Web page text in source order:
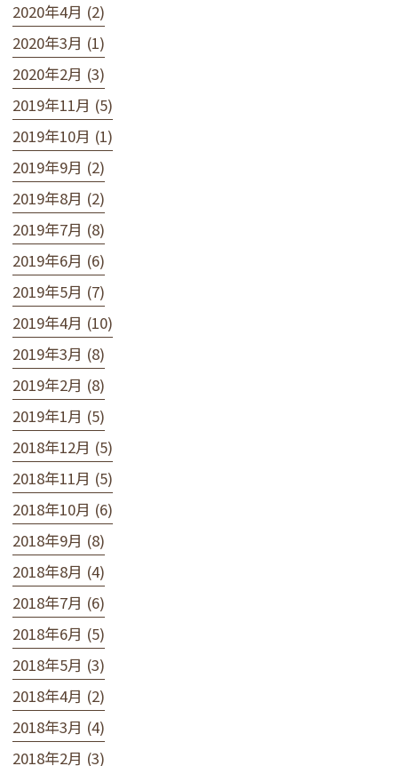
2020年4月 (2)
2020年3月 (1)
2020年2月 (3)
2019年11月 (5)
2019年10月 (1)
2019年9月 (2)
2019年8月 (2)
2019年7月 (8)
2019年6月 (6)
2019年5月 (7)
2019年4月 (10)
2019年3月 (8)
2019年2月 (8)
2019年1月 (5)
2018年12月 (5)
2018年11月 (5)
2018年10月 (6)
2018年9月 (8)
2018年8月 (4)
2018年7月 (6)
2018年6月 (5)
2018年5月 (3)
2018年4月 (2)
2018年3月 (4)
2018年2月 (3)